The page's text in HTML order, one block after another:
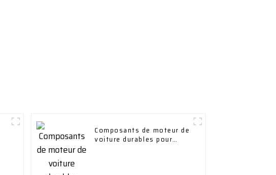
Composants de moteur de
voiture durables pour